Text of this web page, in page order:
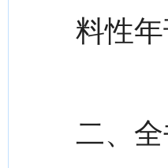
料性年
二、